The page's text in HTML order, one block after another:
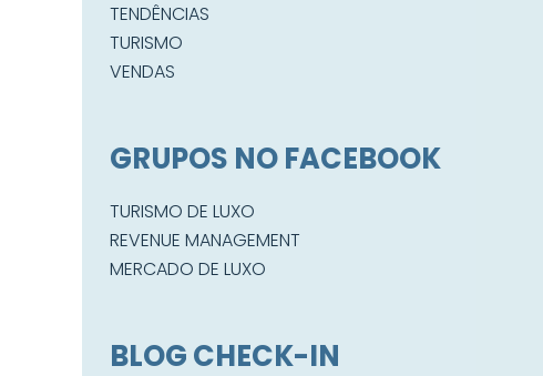
TENDÊNCIAS
TURISMO
VENDAS
GRUPOS NO FACEBOOK
TURISMO DE LUXO
REVENUE MANAGEMENT
MERCADO DE LUXO
BLOG CHECK-IN